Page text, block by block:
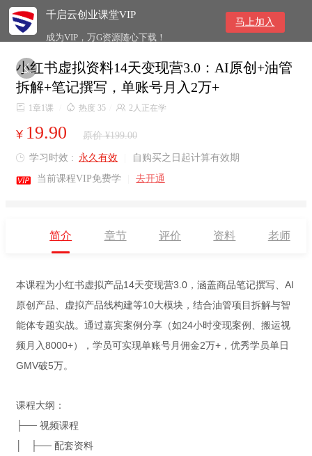
千启云创业课堂VIP
成为VIP，万G资源随心下载！
马上加入

小红书虚拟资料14天变现营3.0：AI原创+油管
拆解+笔记撰写，单账号月入2万+
 1章1课  热度 35  2人正在学
¥ 19.90 原价 ¥199.00
 学习时效 : 永久有效 自购买之日起计算有效期
 当前课程VIP免费学 去开通
简介 章节 评价 资料 老师
本课程为小红书虚拟产品14天变现营3.0，涵盖商品笔记撰写、AI
原创产品、虚拟产品线构建等10大模块，结合油管项目拆解与智
能体专题实战。通过嘉宾案例分享（如24小时变现案例、搬运视
频月入8000+），学员可实现单账号月佣金2万+，优秀学员单日
GMV破5万。
课程大纲：
├── 视频课程
│ ├── 配套资料